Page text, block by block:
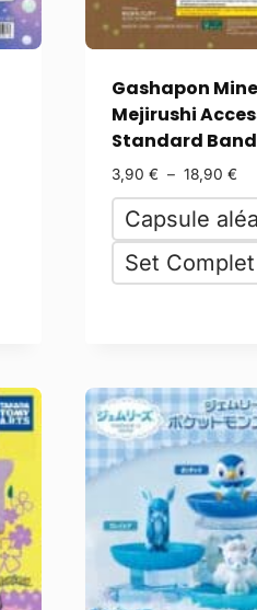
Gashapon
Mejirushi
Standard
3,90 € – 18,90 €
Capsule
Set Complet